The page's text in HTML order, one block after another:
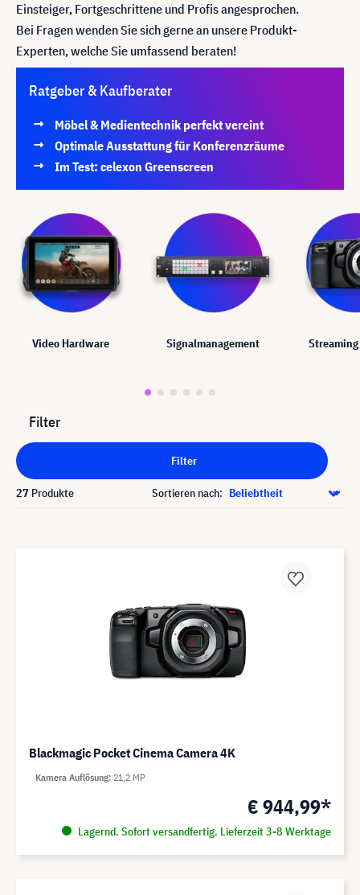
Einsteiger, Fortgeschrittene und Profis angesprochen.
Bei Fragen wenden Sie sich gerne an unsere Produkt-
Experten, welche Sie umfassend beraten!
Ratgeber & Kaufberater
Möbel & Medientechnik perfekt vereint
Optimale Ausstattung für Konferenzräume
Im Test: celexon Greenscreen
Video Hardware Signalmanagement
Filter
Filter
27 Produkte Sortieren nach:
Blackmagic Pocket Cinema Camera 4K
€ 944,99*
Lagernd. Sofort versandfertig. Lieferzeit 3-8 Werktage
Kamera Auflösung 21,2 MP